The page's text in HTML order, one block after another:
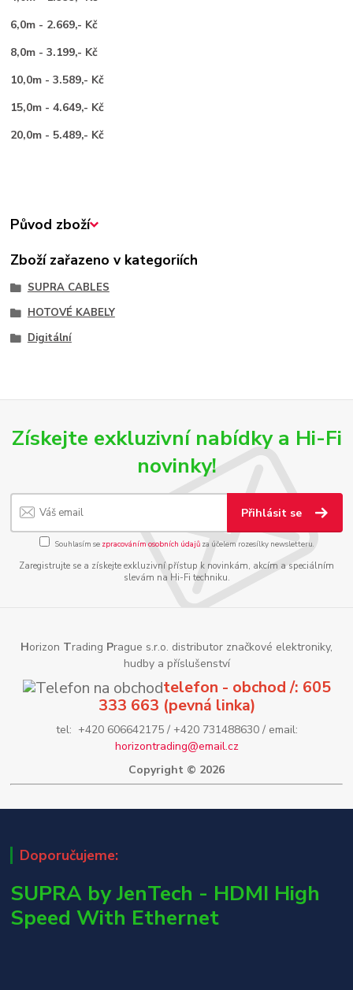
6,0m - 2.669,- Kč
8,0m - 3.199,- Kč
10,0m - 3.589,- Kč
15,0m - 4.649,- Kč
20,0m - 5.489,- Kč
Původ zboží
Zboží zařazeno v kategoriích
SUPRA CABLES
HOTOVÉ KABELY
Digitální
Získejte exkluzivní nabídky a Hi-Fi
novinky!
Přihlásit se
Souhlasím se zpracováním osobních údajůza účelem rozesílky newsletteru.
Zaregistrujte se a získejte exkluzivní přístup k novinkám, akcím a speciálním
slevám na Hi-Fi techniku.
Horizon Trading Prague s.r.o. distributor značkové elektroniky,
hudby a příslušenství
telefon - obchod /: 605
333 663 (pevná linka)
tel: +420 606642175 / +420 731488630 / email:
horizontrading@email.cz
Copyright © 2026
Doporučujeme:
SUPRA by JenTech - HDMI High
Speed With Ethernet